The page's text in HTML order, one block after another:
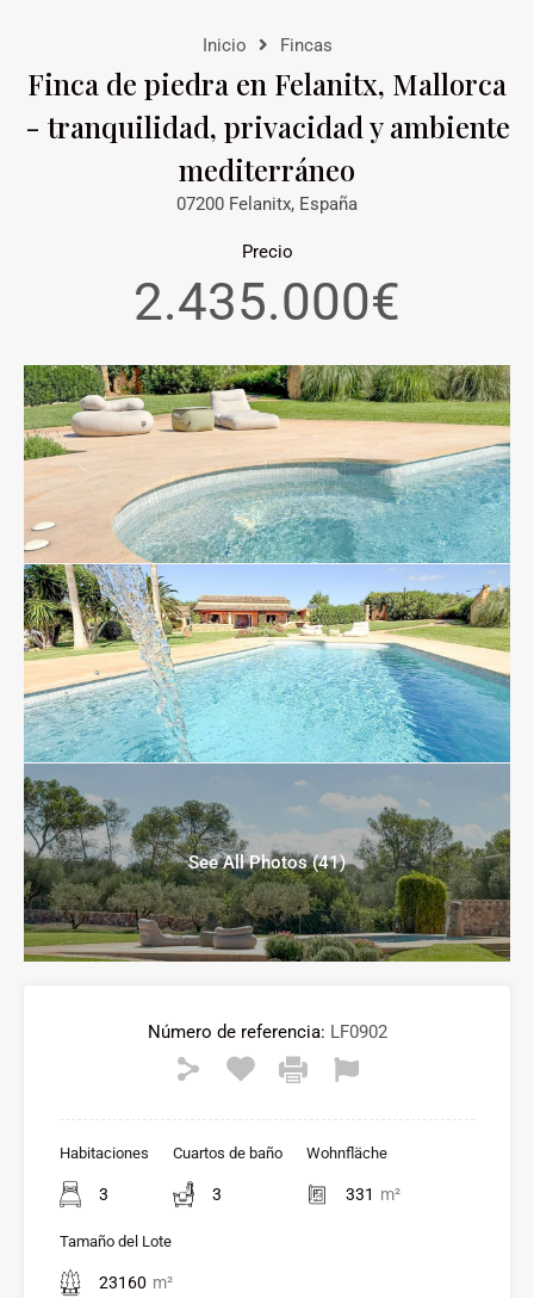
Inicio Fincas
Finca de piedra en Felanitx, Mallorca
- tranquilidad, privacidad y ambiente
mediterráneo
07200 Felanitx, España
Precio
2.435.000€
See All Photos (41)
Número de referencia: LF0902
Habitaciones
3
Cuartos de baño
3
Wohnfläche
331 m²
Tamaño del Lote
23160 m²